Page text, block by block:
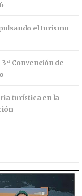
el turismo
3ª Convención de
turística en la